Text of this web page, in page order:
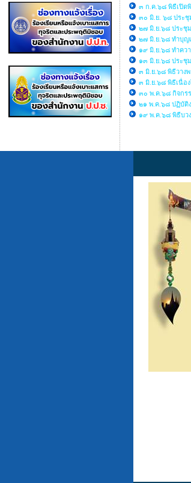
๓ ก.ค.๖๘ พิธีเปิด
๓๐ มิ.ย. ๖๘ ประชุ
๒๗ มิ.ย.๖๘ ประชุ
๒๗ มิ.ย.๖๘ ทำบุญ
๑๙ มิ.ย.๖๘ ทำคว
๑๓ มิ.ย.๖๘ ประชุม
๓ มิ.ย.๖๘ พิธีวาง
๓ มิ.ย.๖๘ พิธีเนื่อ
๓๐ พ.ค.๖๘ กิจกรร
๒๑ พ.ค.๖๘ ปฏิบัติ
๑๙ พ.ค.๖๘ พิธีบว